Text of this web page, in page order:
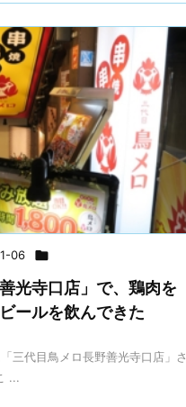
06 
光寺口店」で、鶏肉を
ールを飲んできた
三代目鳥メロ長野善光寺口店」さ
...